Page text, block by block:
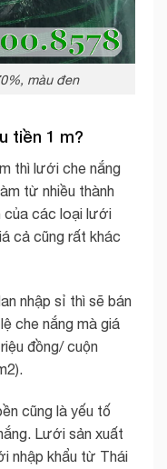
màu đen
tiền 1 m?
thì lưới che nắng
từ nhiều thành
của các loại lưới
cả cũng rất khác
nhập sỉ thì sẽ bán
che nắng mà giá
đồng/ cuộn
cũng là yếu tố
Lưới sản xuất
nhập khẩu từ Thái